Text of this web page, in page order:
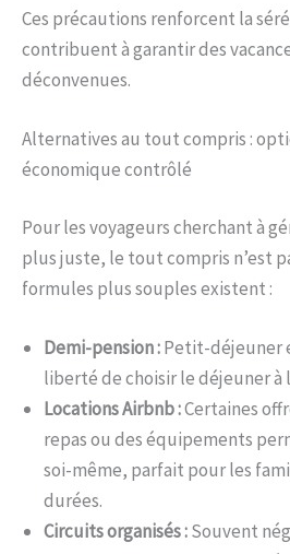
Ces précautions renforcent la
contribuent à garantir des
déconvenues.
Alternatives au tout compris :
économique contrôlé
Pour les voyageurs cherchant à
plus juste, le tout compris n’est
formules plus souples existent :
Demi-pension :Petit-déjeuner
liberté de choisir le déjeuner à
Locations Airbnb :Certaines
repas ou des équipements
soi-même, parfait pour les
durées.
Circuits organisés :Souvent